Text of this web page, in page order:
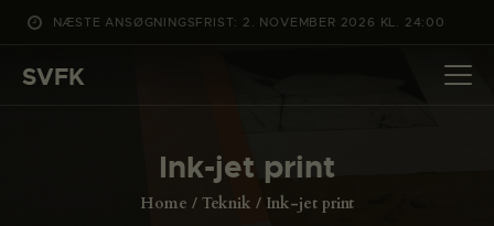
NÆSTE ANSØGNINGSFRIST: 2. NOVEMBER 2026 KL. 24:00
SVFK
Ink-jet print
Home Teknik Ink-jet print
DET SKER
PROJEKTER